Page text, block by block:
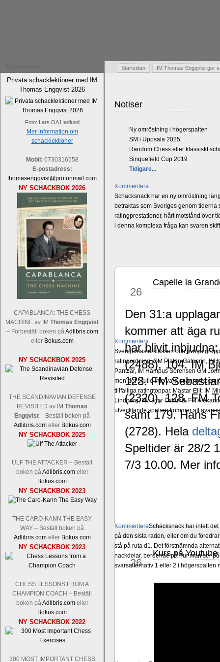
Privata schacklektioner med IM
Thomas Engqvist 2026
Foto: Lars OA Hedlund
Mer information om
schacklektioner
Mobil: 0730316558
E-postadress:
thomasengqvist@protonmail.com
NY SCHACKBOK 2026
CAPABLANCA: THE CHESS
MACHINE av IM Thomas Engqvist
– Förbeställ boken påAdlibris.com
eller Bokus.com
NY SCHACKBOK 2025
THE SCANDINAVIAN DEFENSE
REVISITED av IM Thomas
Engqvist – Beställ boken på
Adlibris.comeller Bokus.com
NY SCHACKBOK 2025
ULF THE ATTACKER – Beställ
boken påAdlibris.comeller
Bokus.com
NY SCHACKBOK 2023
THE CARO-KANN THE EASY
WAY – Beställ boken på
Adlibris.comeller Bokus.com
NY SCHACKBOK 2023
CHESS LESSONS FROM A
CHAMPION COACH – Beställ
boken påAdlibris.comeller
Bokus.com
NY SCHACKBOK 2022
300 MOST IMPORTANT CHESS
Startsidan IM Thomas Engqvist ger
Notiser
Ny omröstning i högerspalten
SM i Uppsala 2025
Random Chess eller klassiskt
Sinquefield Cup 2019
Tidigare...
Kommentera
Schacksnack har en ny omröstning
betraktas som Sveriges genom
ratingprestationer, hårt motstånd över
i denna komplexa fråga kan svaren
Kommentera
Sverigemästarklassen och övriga
ratingordning: GM Platon Galperin, IM
Pantzar, IM Hampus Sörensen GM
men det skulle inte vara osannolikt om
tillfälliga ratingtoppar. Mästar-Elit: IM
Lindberg, FM Joar Östlund, FM
utvecklande spelare kommer att
KommenteraSchacksnack har inlett
på den sista raden, eller om du
stå på ruta d1. Det förstnämnda
nackdelar, beroende på hur man ser
svarsalternativ 1 eller 2 i högerspalten
26
Capelle la
Den 31:a
kommer att äga
har blivit
(2488), 104. IM
123. FM
(2320), 128. FM
samt 179. Hans
(2728). Hela
Speltider är 28/2
7/3 10.00. Mer
feb
26
Kurs på